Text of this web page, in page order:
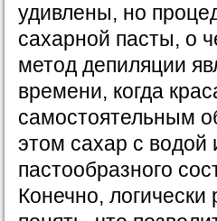
удивлены, но
сахарной пасты, о
метод депиляции
времени, когда
самостоятельным
этом сахар с
пастообразного
Конечно,